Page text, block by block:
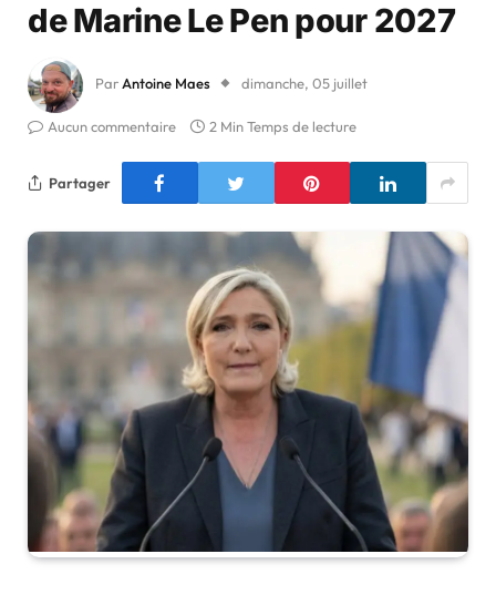
de Marine Le Pen pour 2027
Par Antoine Maes dimanche, 05 juillet
Aucun commentaire 2 Min Temps de lecture
Partager